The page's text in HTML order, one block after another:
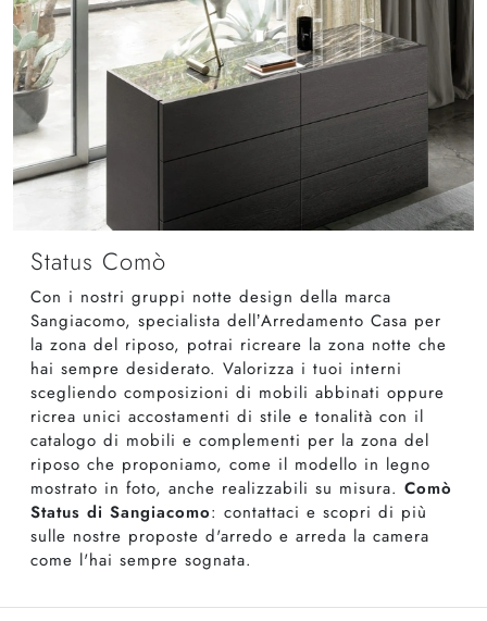
Status Comò
Con i nostri gruppi notte design della marca
Sangiacomo, specialista dell’Arredamento Casa per
la zona del riposo, potrai ricreare la zona notte che
hai sempre desiderato. Valorizza i tuoi interni
scegliendo composizioni di mobili abbinati oppure
ricrea unici accostamenti di stile e tonalità con il
catalogo di mobili e complementi per la zona del
riposo che proponiamo, come il modello in legno
mostrato in foto, anche realizzabili su misura. Comò
Status di Sangiacomo: contattaci e scopri di più
sulle nostre proposte d'arredo e arreda la camera
come l'hai sempre sognata.